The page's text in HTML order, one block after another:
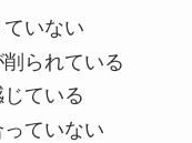
いない
られている
ている
ていない